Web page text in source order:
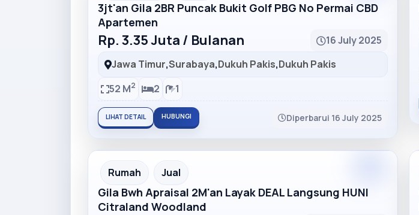
3jt'an Gila 2BR Puncak Bukit Golf PBG No Permai CBD
Apartemen
Rp. 3.35 Juta / Bulanan
16 July 2025
Jawa Timur,Surabaya,Dukuh Pakis,Dukuh Pakis
52 M2 2 1
LIHAT DETAIL HUBUNGI Diperbarui 16 July 2025
Partner Ad
Rumah Jual
Gila Bwh Apraisal 2M'an Layak DEAL Langsung HUNI
Citraland Woodland